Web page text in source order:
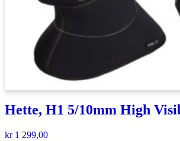
Hette, H1 5/10mm High
kr1 299,00